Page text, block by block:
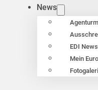
News
EDI News
Mein